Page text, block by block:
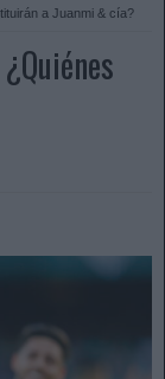
a Juanmi & cía?